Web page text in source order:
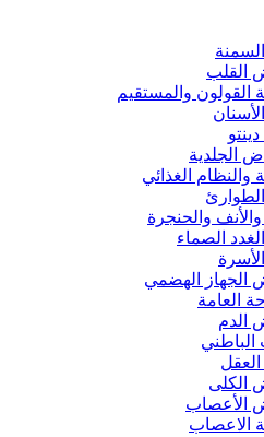
القلب
القولون والمستقيم
الجلدية
والنظام الغذائي
والأنف والحنجرة
الصماء
الجهاز الهضمي
العامة
الدم
الباطني
الكلى
الأعصاب
الاعصاب